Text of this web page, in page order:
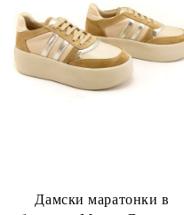
Дамски маратонки в